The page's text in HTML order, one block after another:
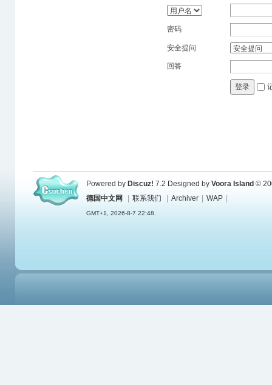
密码
安全提问
回答
登录
Powered by Discuz! 7.2 Designed by Voora Island ©
德国中文网
联系我们 Archiver WAP
GMT+1, 2026-8-7 22:48.